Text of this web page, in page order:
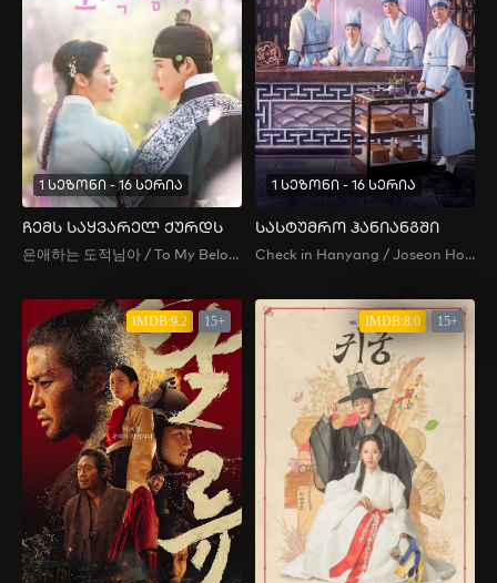
1 სეზონი - 16 სერია
ჩემს საყვარელ ქურდს
은애하는 도적님아 / To My Beloved Thief
1 სეზონი - 16 სერია
სასტუმრო ჰანიანგში
Check in Hanyang / Joseon Hotel , Dohwa Gaekju , 도화 객주
IMDB:9.2 15+ IMDB:8.0 15+